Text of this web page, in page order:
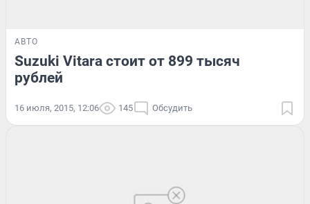
АВТО
Suzuki Vitara стоит от 899 тысяч
рублей
16 июля, 2015, 12:06 145 Обсудить